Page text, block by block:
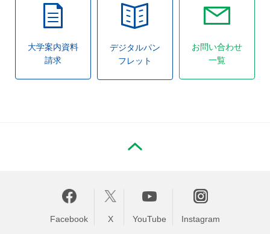
大学案内資料
請求
デジタルパン
フレット
お問い合わせ
一覧
Facebook X YouTube Instagram